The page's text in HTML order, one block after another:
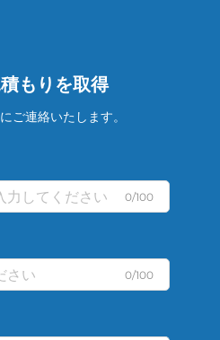
もりを取得
ご連絡いたします。
0/100
0/100